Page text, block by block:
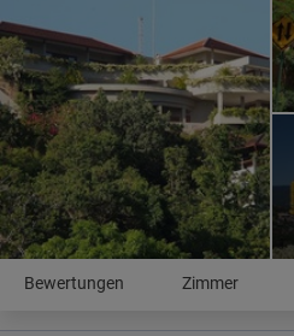
Bewertungen Zimmer